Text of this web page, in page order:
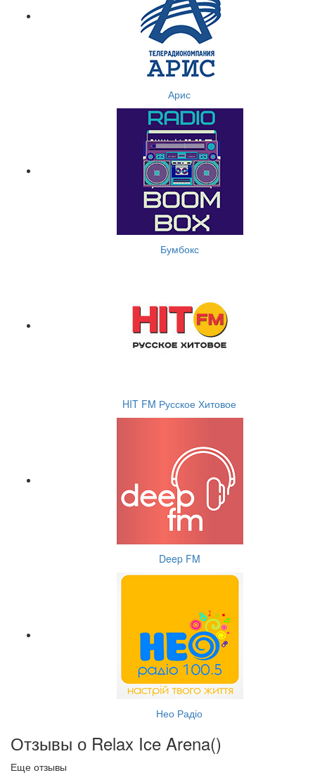
Арис
Бумбокс
HIT FM Русское Хитовое
Deep FM
Нео Радіо
Отзывы о Relax Ice Arena()
Еще отзывы